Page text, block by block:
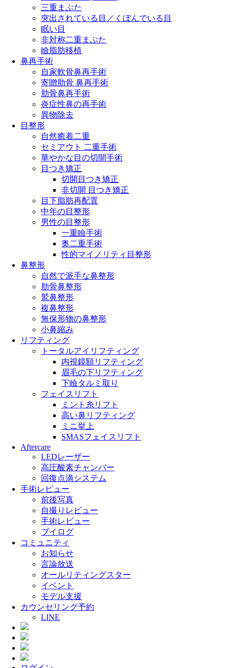
三重まぶた
突出されている目／くぼんでいる目
眠い目
非対称二重まぶた
瞼脂肪移植
鼻再手術
自家軟骨鼻再手術
寄贈肋骨 鼻再手術
肋骨鼻再手術
炎症性鼻の再手術
異物除去
目整形
自然癒着二重
セミアウト 二重手術
華やかな目の切開手術
目つき矯正
切開目つき矯正
非切開 目つき矯正
目下脂肪再配置
中年の目整形
男性の目整形
一重瞼手術
奥二重手術
性的マイノリティ目整形
鼻整形
自然で派手な鼻整形
肋骨鼻整形
鷲鼻整形
複鼻整形
無保形物の鼻整形
小鼻縮み
リフティング
トータルアイリフティング
内視鏡額リフティング
眉毛の下リフティング
下瞼タルミ取り
フェイスリフト
ミント糸リフト
高い鼻リフティング
ミニ挙上
SMASフェイスリフト
Aftercare
LEDレーザー
高圧酸素チャンバー
回復点滴システム
手術レビュー
前後写真
自撮りレビュー
手術レビュー
ブイログ
コミュニティ
お知らせ
言論放送
オールリティングスター
イベント
モデル支援
カウンセリング予約
LINE